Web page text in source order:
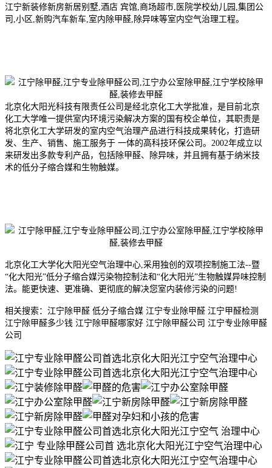
江宁新装修新房新居别墅,酒店 宾馆,商场超市,医院学校幼儿园,集团公
司,小区,新购汽车新车,室内除甲醛,除异味等室内空气治理工程。
北京化大阳光科技有限责任公司是经北京化工大学批准，是目前北京
化工大学唯一提供室内环境污染解决方案的国有校企单位，其职责是
将北京化工大学研发的室内空气治理产品进行科技成果转化，打造研
发、生产、销售、施工服务于 一体的高科技环保公司。2002年成立以
来研发出多款专利产品，包括除甲醛、除异味，并且拥有基于纳米技
术的低分子缩合媒和生物触媒。
北京化工大学化大阳光空气治理中心,采用独创的双项控制施工法--暨
“化大阳光”低分子缩合媒污染物控制法和“化大阳光”生物触媒异味控制
法。能更快速、更准确、更彻底的解决您室内装修污染的问题!
相关搜索：江宁除甲醛 低分子缩合媒 江宁专业除甲醛 江宁甲醛检测
江宁除甲醛多少钱 江宁除甲醛哪家好 江宁除甲醛公司 江宁专业除甲醛
公司